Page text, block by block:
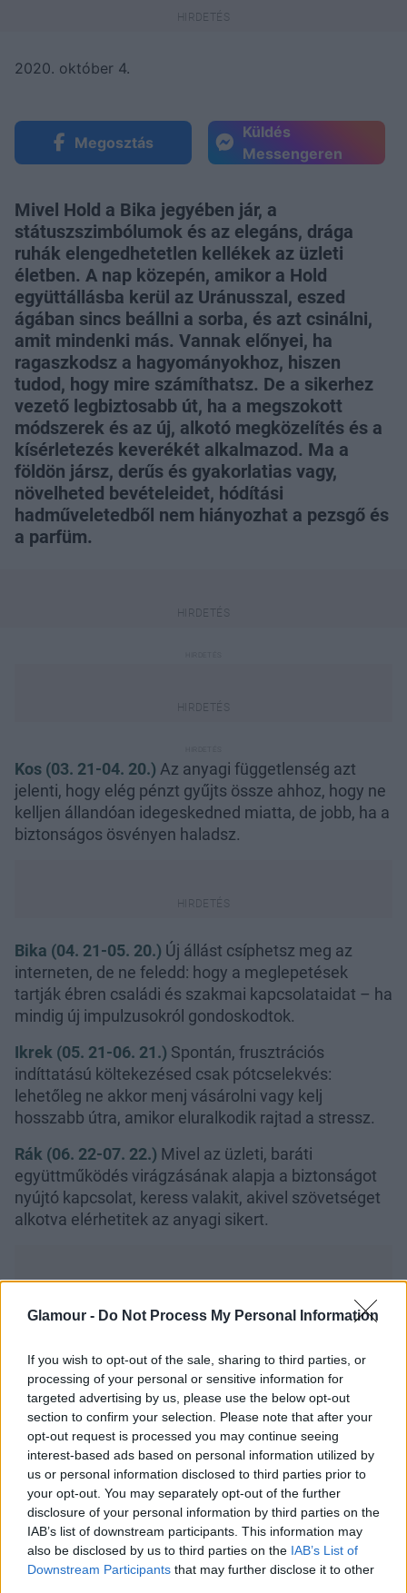
Glamour - Do Not Process My Personal Information
If you wish to opt-out of the sale, sharing to third parties, or
processing of your personal or sensitive information for
targeted advertising by us, please use the below opt-out
section to confirm your selection. Please note that after your
opt-out request is processed you may continue seeing
interest-based ads based on personal information utilized by
us or personal information disclosed to third parties prior to
your opt-out. You may separately opt-out of the further
disclosure of your personal information by third parties on the
IAB’s list of downstream participants. This information may
also be disclosed by us to third parties on the IAB’s List of
Downstream Participants that may further disclose it to other
2020. október 4.
Megosztás
Küldés
Messengeren
Mivel Hold a Bika jegyében jár, a
státuszszimbólumok és az elegáns, drága
ruhák elengedhetetlen kellékek az üzleti
életben. A nap közepén, amikor a Hold
együttállásba kerül az Uránusszal, eszed
ágában sincs beállni a sorba, és azt csinálni,
amit mindenki más. Vannak előnyei, ha
ragaszkodsz a hagyományokhoz, hiszen
tudod, hogy mire számíthatsz. De a sikerhez
vezető legbiztosabb út, ha a megszokott
módszerek és az új, alkotó megközelítés és a
kísérletezés keverékét alkalmazod. Ma a
földön jársz, derűs és gyakorlatias vagy,
növelheted bevételeidet, hódítási
hadműveletedből nem hiányozhat a pezsgő és
a parfüm.
Kos (03. 21-04. 20.) Az anyagi függetlenség azt
jelenti, hogy elég pénzt gyűjts össze ahhoz, hogy ne
kelljen állandóan idegeskedned miatta, de jobb, ha a
biztonságos ösvényen haladsz.
Bika (04. 21-05. 20.) Új állást csíphetsz meg az
interneten, de ne feledd: hogy a meglepetések
tartják ébren családi és szakmai kapcsolataidat – ha
mindig új impulzusokról gondoskodtok.
Ikrek (05. 21-06. 21.) Spontán, frusztrációs
indíttatású költekezésed csak pótcselekvés:
lehetőleg ne akkor menj vásárolni vagy kelj
hosszabb útra, amikor eluralkodik rajtad a stressz.
Rák (06. 22-07. 22.) Mivel az üzleti, baráti
együttműködés virágzásának alapja a biztonságot
nyújtó kapcsolat, keress valakit, akivel szövetséget
alkotva elérhetitek az anyagi sikert.
érzéki nőt látja benned, tartsd észben, hogy ritkán
fordul elő az életben, hogy egy sikeres pasi
megkérje a beosztottja kezét.
Szűz (08. 24-09. 23.)Ha sikerül elkerülnöd a
bizonytalan helyzeteket, hasznos utazást tehetsz, s
egyik régi kollégád vagy a barátnőd révén akár még
külföldi állásajánlathoz is juthatsz.
Mérleg (09. 24-10. 23.)Ha nincs világos
elképzelésed arról, milyen legyen üzleti vagy
szexuális kapcsolatod, olyan helyzetben találhatod